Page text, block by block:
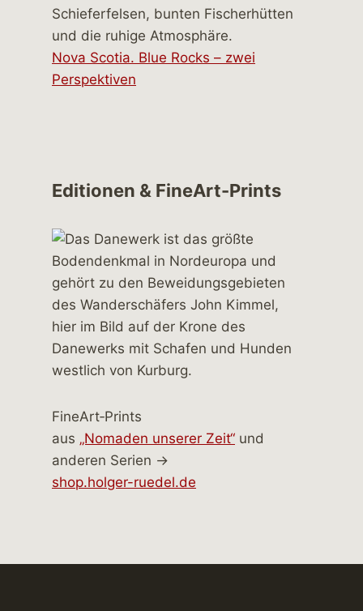
Nova Scotia. Blue Rocks – zwei
Perspektiven
Editionen & FineArt-Prints
FineArt‑Prints
aus „Nomaden unserer Zeit“ und
anderen Serien →
shop.holger-ruedel.de